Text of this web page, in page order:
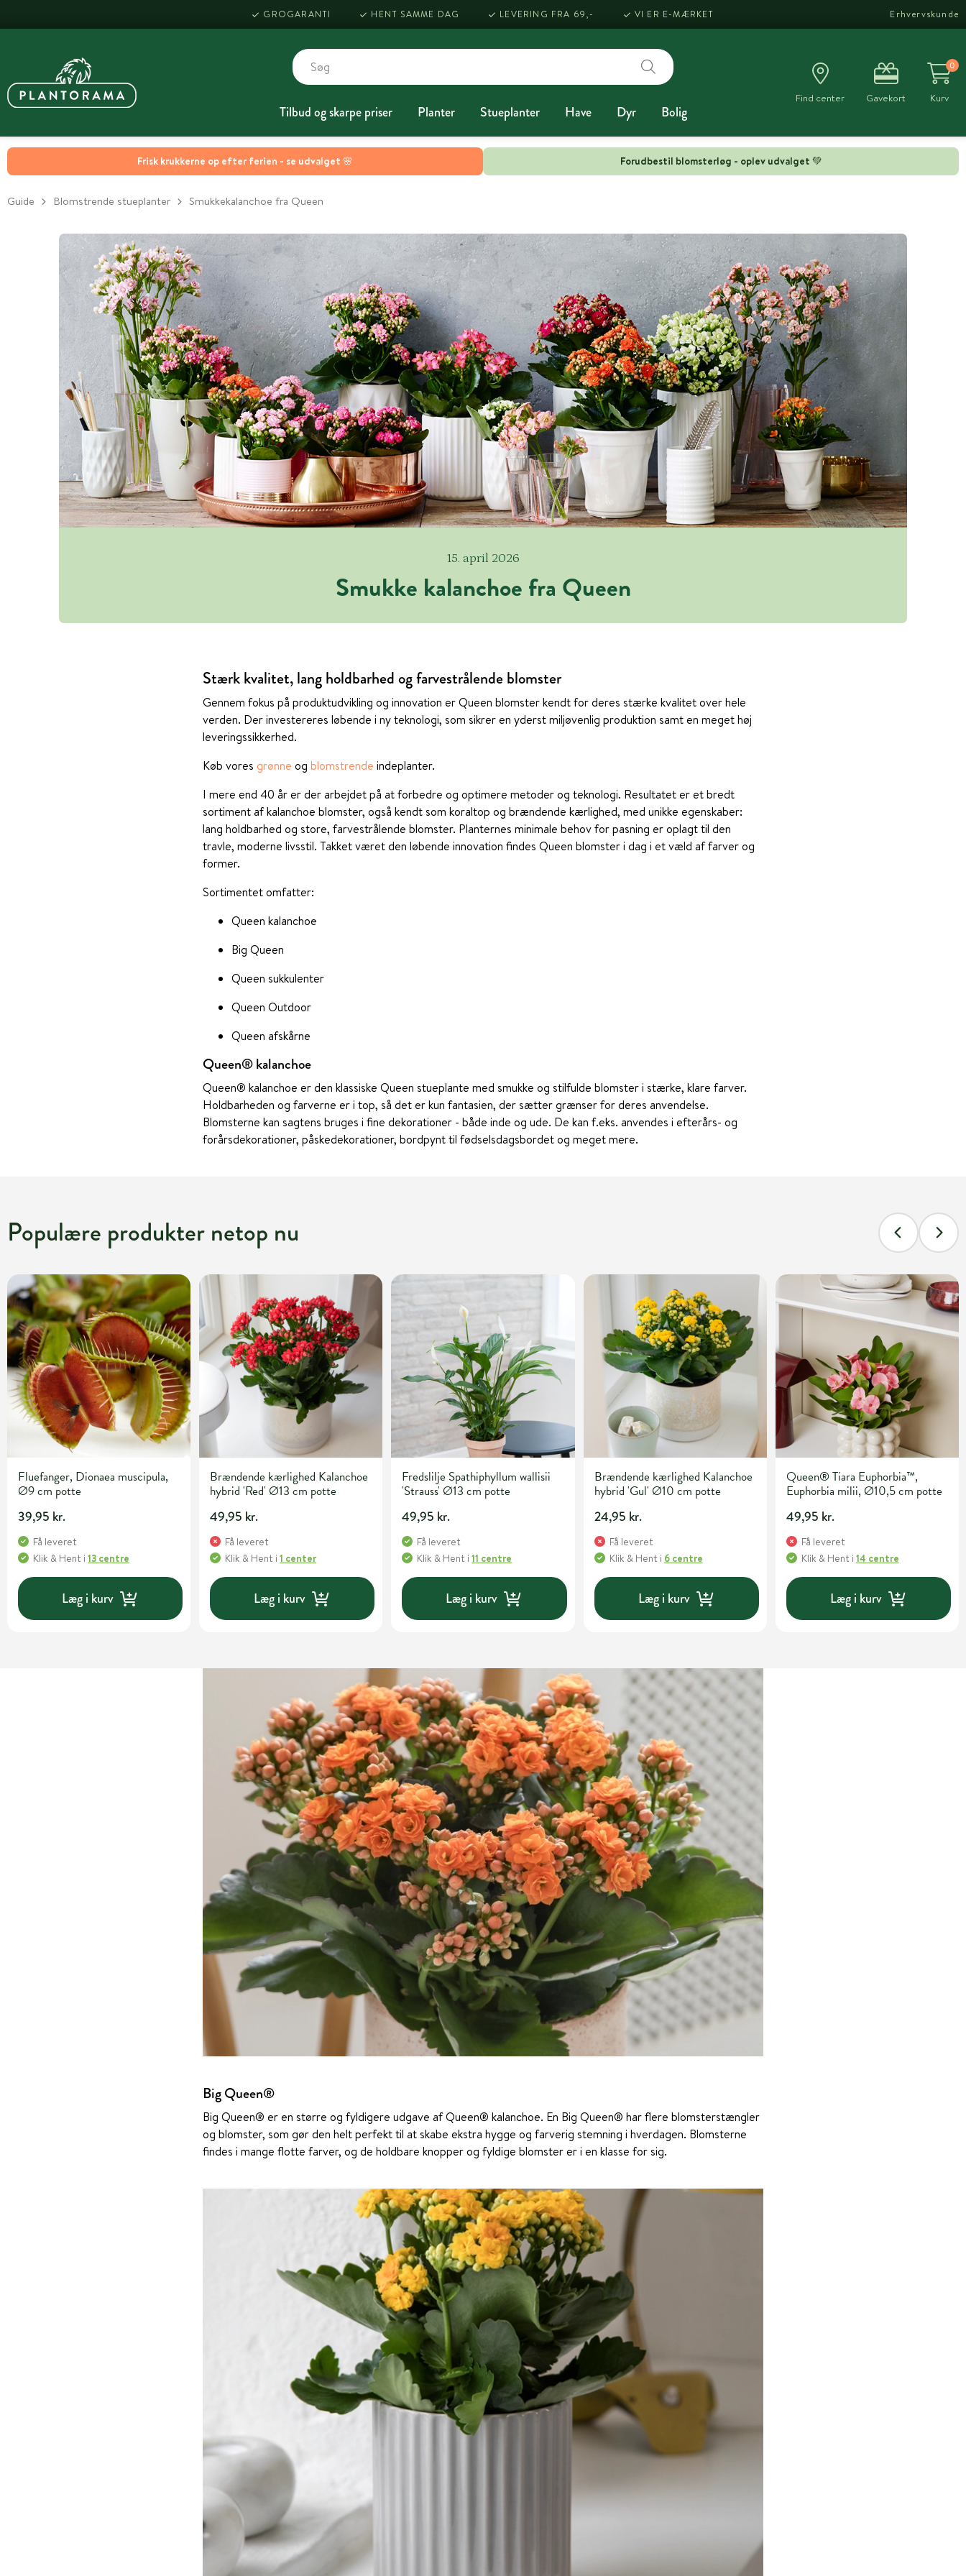
Frisk krukkerne op efter ferien - se udvalget 🌸 Forudbestil blomsterløg - oplev udvalget 💚
GROGARANTI HENT SAMME DAG LEVERING FRA 69,- VI ER E-MÆRKET Erhvervskunde
Tilbud og skarpe priser Planter Stueplanter Have Dyr Bolig
Find center Gavekort
0
Kurv
Guide Blomstrende stueplanter Smukkekalanchoe fra Queen
15. april 2026
Smukke kalanchoe fra Queen
Stærk kvalitet, lang holdbarhed og farvestrålende blomster
Gennem fokus på produktudvikling og innovation er Queen blomster kendt for deres stærke kvalitet over hele
verden. Der investereres løbende i ny teknologi, som sikrer en yderst miljøvenlig produktion samt en meget høj
leveringssikkerhed.
Køb vores grønne og blomstrende indeplanter.
I mere end 40 år er der arbejdet på at forbedre og optimere metoder og teknologi. Resultatet er et bredt
sortiment af kalanchoe blomster, også kendt som koraltop og brændende kærlighed, med unikke egenskaber:
lang holdbarhed og store, farvestrålende blomster. Planternes minimale behov for pasning er oplagt til den
travle, moderne livsstil. Takket været den løbende innovation findes Queen blomster i dag i et væld af farver og
former.
Sortimentet omfatter:
Queen kalanchoe
Big Queen
Queen sukkulenter
Queen Outdoor
Queen afskårne
Queen® kalanchoe
Queen® kalanchoe er den klassiske Queen stueplante med smukke og stilfulde blomster i stærke, klare farver.
Holdbarheden og farverne er i top, så det er kun fantasien, der sætter grænser for deres anvendelse.
Blomsterne kan sagtens bruges i fine dekorationer - både inde og ude. De kan f.eks. anvendes i efterårs- og
forårsdekorationer, påskedekorationer, bordpynt til fødselsdagsbordet og meget mere.
Populære produkter netop nu
Fluefanger, Dionaea muscipula,
Ø9 cm potte
39,95 kr.
Få leveret
Klik & Hent i 13 centre
Læg i kurv
Brændende kærlighed Kalanchoe
hybrid 'Red' Ø13 cm potte
49,95 kr.
Få leveret
Klik & Hent i1 center
Læg i kurv
Fredslilje Spathiphyllum wallisii
'Strauss' Ø13 cm potte
49,95 kr.
Få leveret
Klik & Hent i11 centre
Læg i kurv
Brændende kærlighed Kalanchoe
hybrid 'Gul' Ø10 cm potte
24,95 kr.
Få leveret
Klik & Hent i 6 centre
Læg i kurv
Queen® Tiara Euphorbia™,
Euphorbia milii, Ø10,5 cm potte
49,95 kr.
Få leveret
Klik & Hent i 14 centre
Læg i kurv
Big Queen®
Big Queen® er en større og fyldigere udgave af Queen® kalanchoe. En Big Queen® har flere blomsterstængler
og blomster, som gør den helt perfekt til at skabe ekstra hygge og farverig stemning i hverdagen. Blomsterne
findes i mange flotte farver, og de holdbare knopper og fyldige blomster er i en klasse for sig.